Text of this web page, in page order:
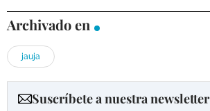
Archivado en
jauja
Suscríbete a nuestra newsletter